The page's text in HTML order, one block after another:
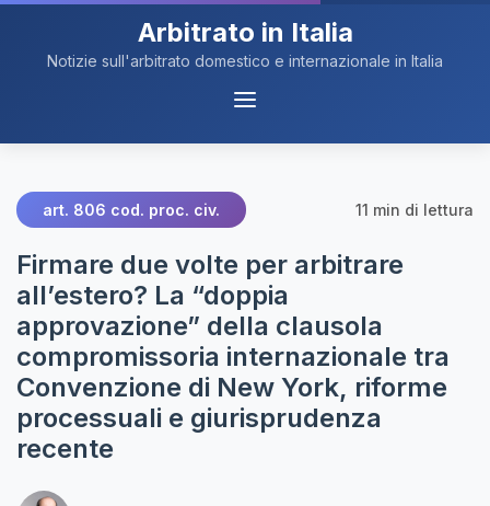
Arbitrato in Italia
Notizie sull'arbitrato domestico e internazionale in Italia
Menu
art. 806 cod. proc. civ. 11 min di lettura
Firmare due volte per arbitrare
all’estero? La “doppia
approvazione” della clausola
compromissoria internazionale tra
Convenzione di New York, riforme
processuali e giurisprudenza
recente